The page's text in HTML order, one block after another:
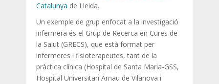
Catalunya de Lleida.
Un exemple de grup enfocat a la investigació
infermera és el Grup de Recerca en Cures de
la Salut (GRECS), que està format per
infermeres i fisioterapeutes, tant de la
pràctica clínica (Hospital de Santa Maria-GSS,
Hospital Universitari Arnau de Vilanova i